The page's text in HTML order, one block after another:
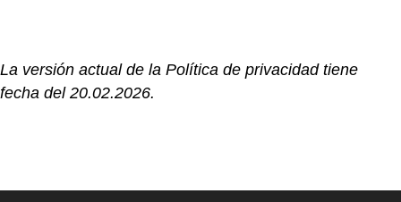
La versión actual de la Política de privacidad tiene
fecha del 20.02.2026.